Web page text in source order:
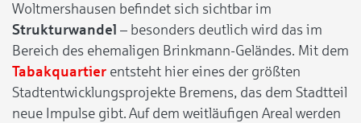
Woltmershausen befindet sich sichtbar im
Strukturwandel – besonders deutlich wird das im
Bereich des ehemaligen Brinkmann-Geländes. Mit dem
Tabakquartier entsteht hier eines der größten
Stadtentwicklungsprojekte Bremens, das dem Stadtteil
neue Impulse gibt. Auf dem weitläufigen Areal werden